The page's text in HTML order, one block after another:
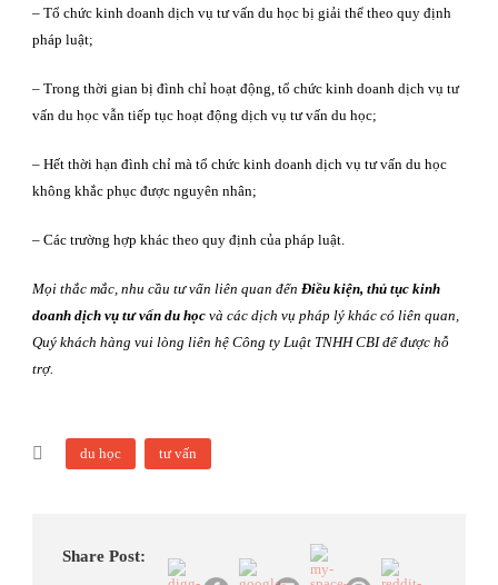
– Tổ chức kinh doanh dịch vụ tư vấn du học bị giải thể theo quy định
pháp luật;
– Trong thời gian bị đình chỉ hoạt động, tổ chức kinh doanh dịch vụ tư
vấn du học vẫn tiếp tục hoạt động dịch vụ tư vấn du học;
– Hết thời hạn đình chỉ mà tổ chức kinh doanh dịch vụ tư vấn du học
không khắc phục được nguyên nhân;
– Các trường hợp khác theo quy định của pháp luật.
Mọi thắc mắc, nhu cầu tư vấn liên quan đến Điều kiện, thủ tục kinh
doanh dịch vụ tư vấn du học và các dịch vụ pháp lý khác có liên quan,
Quý khách hàng vui lòng liên hệ Công ty Luật TNHH CBI để được hỗ
trợ.
du học tư vấn
Share Post: